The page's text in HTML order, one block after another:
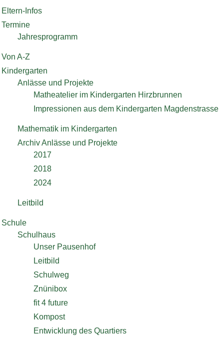
Eltern-Infos
Termine
Jahresprogramm
Von A-Z
Kindergarten
Anlässe und Projekte
Matheatelier im Kindergarten Hirzbrunnen
Impressionen aus dem Kindergarten Magdenstrasse
Mathematik im Kindergarten
Archiv Anlässe und Projekte
2017
2018
2024
Leitbild
Schule
Schulhaus
Unser Pausenhof
Leitbild
Schulweg
Znünibox
fit 4 future
Kompost
Entwicklung des Quartiers